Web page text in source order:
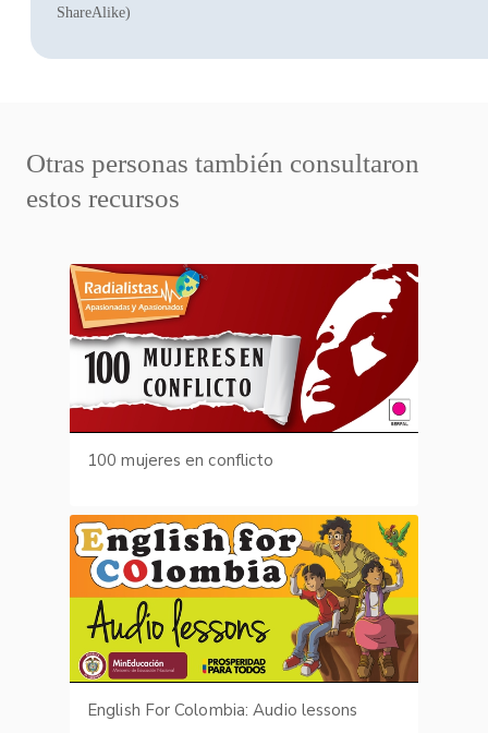
ShareAlike)
Otras personas también consultaron
estos recursos
100 mujeres en conflicto
English For Colombia: Audio lessons